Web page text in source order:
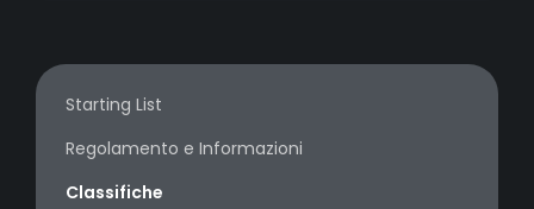
Starting List
Regolamento e Informazioni
Classifiche